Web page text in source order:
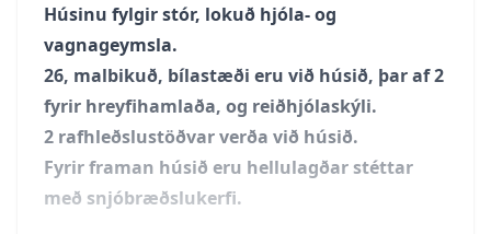
Húsinu fylgir stór, lokuð hjóla- og
vagnageymsla.
26, malbikuð, bílastæði eru við húsið, þar af 2
fyrir hreyfihamlaða, og reiðhjólaskýli.
2 rafhleðslustöðvar verða við húsið.
Fyrir framan húsið eru hellulagðar stéttar
með snjóbræðslukerfi.